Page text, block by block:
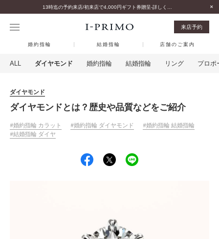
来店予約
婚約指輪 結婚指輪 店舗のご案内
ALL ダイヤモンド 婚約指輪 結婚指輪 リング プロポ
ダイヤモンド
ダイヤモンドとは？歴史や品質などをご紹介
婚約指輪 カラット 婚約指輪 ダイヤモンド
婚約指輪 結婚指輪
結婚指輪 ダイヤ